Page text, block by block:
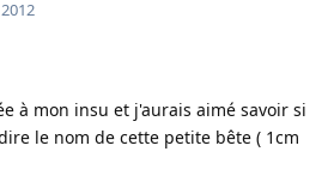
à mon insu et j'aurais aimé savoir si
le nom de cette petite bête ( 1cm